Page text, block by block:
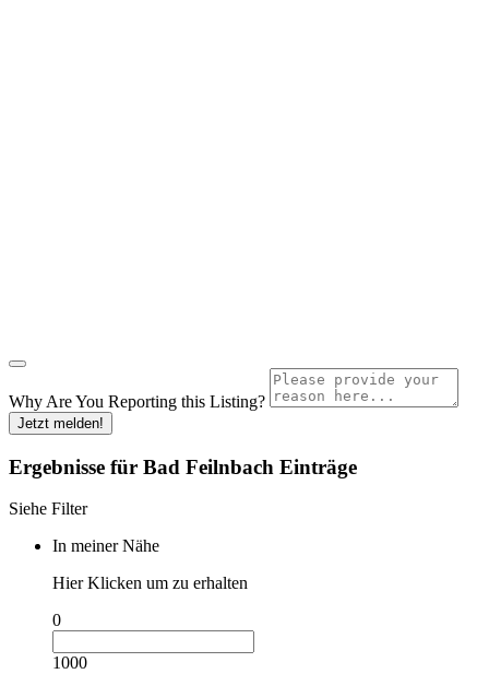
Why Are You Reporting this Listing?
Jetzt melden!
Ergebnisse für Bad Feilnbach Einträge
Siehe Filter
In meiner Nähe
Hier Klicken um zu erhalten
0
1000